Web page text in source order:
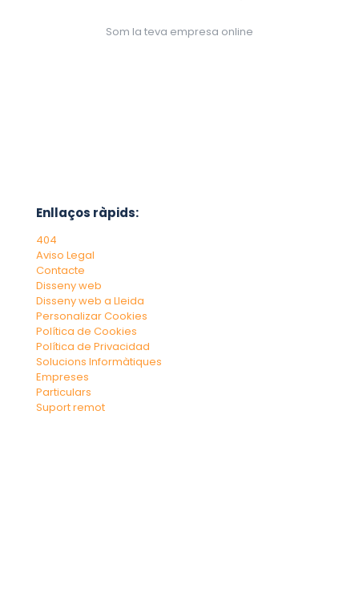
Som la teva empresa online
Enllaços ràpids:
404
Aviso Legal
Contacte
Disseny web
Disseny web a Lleida
Personalizar Cookies
Política de Cookies
Política de Privacidad
Solucions Informàtiques
Empreses
Particulars
Suport remot